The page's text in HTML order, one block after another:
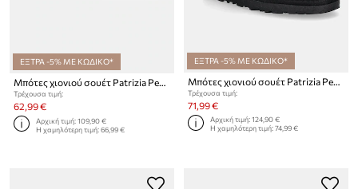
ΕΞΤΡΑ -5% ΜΕ ΚΩΔΙΚΟ*
Μπότες χιονιού σουέτ Patrizia Pepe Girl
Τρέχουσα τιμή:
62,99 €
Αρχική τιμή:109,90 €
Η χαμηλότερη τιμή:66,99 €
ΕΞΤΡΑ -5% ΜΕ ΚΩΔΙΚΟ*
Μπότες χιονιού σουέτ Patrizia Pepe Girl
Τρέχουσα τιμή:
71,99 €
Αρχική τιμή:124,90 €
Η χαμηλότερη τιμή:74,99 €